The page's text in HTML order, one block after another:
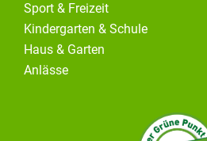
Sport & Freizeit
Kindergarten & Schule
Haus & Garten
Anlässe